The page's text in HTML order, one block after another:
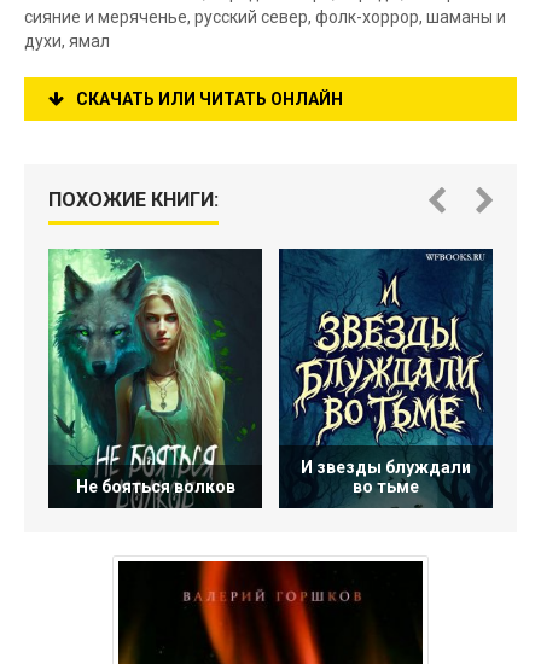
сияние и меряченье, русский север, фолк-хоррор, шаманы и
духи, ямал
СКАЧАТЬ ИЛИ ЧИТАТЬ ОНЛАЙН
ПОХОЖИЕ КНИГИ:
Не бояться волков
И звезды блуждали
во тьме